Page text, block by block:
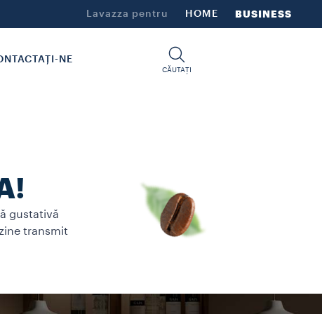
Lavazza pentru HOME BUSINESS
NE
CĂUTAȚI
gustativă
transmit